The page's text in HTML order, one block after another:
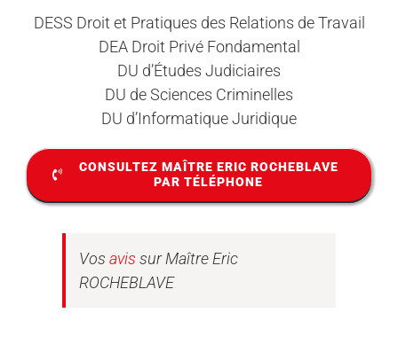
DESS Droit et Pratiques des Relations de Travail
DEA Droit Privé Fondamental
DU d’Études Judiciaires
DU de Sciences Criminelles
DU d’Informatique Juridique
CONSULTEZ MAÎTRE ERIC ROCHEBLAVE
PAR TÉLÉPHONE
Vos avis sur Maître Eric
ROCHEBLAVE